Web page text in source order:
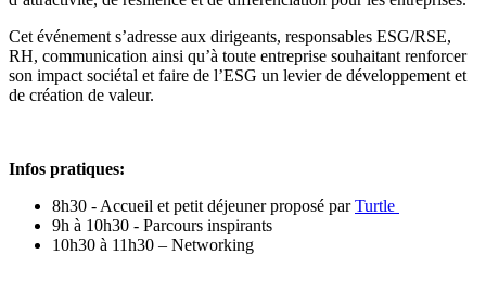
Cet événement s’adresse aux dirigeants, responsables ESG/RSE,
RH, communication ainsi qu’à toute entreprise souhaitant renforcer
son impact sociétal et faire de l’ESG un levier de développement et
de création de valeur.
Infos pratiques:
8h30 - Accueil et petit déjeuner proposé parTurtle
9h à 10h30 - Parcours inspirants
10h30 à 11h30 – Networking